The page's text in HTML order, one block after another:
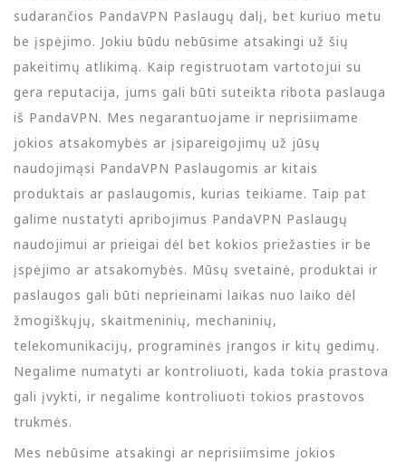
sudarančios PandaVPN Paslaugų dalį, bet kuriuo metu
be įspėjimo. Jokiu būdu nebūsime atsakingi už šių
pakeitimų atlikimą. Kaip registruotam vartotojui su
gera reputacija, jums gali būti suteikta ribota paslauga
iš PandaVPN. Mes negarantuojame ir neprisiimame
jokios atsakomybės ar įsipareigojimų už jūsų
naudojimąsi PandaVPN Paslaugomis ar kitais
produktais ar paslaugomis, kurias teikiame. Taip pat
galime nustatyti apribojimus PandaVPN Paslaugų
naudojimui ar prieigai dėl bet kokios priežasties ir be
įspėjimo ar atsakomybės. Mūsų svetainė, produktai ir
paslaugos gali būti neprieinami laikas nuo laiko dėl
žmogiškųjų, skaitmeninių, mechaninių,
telekomunikacijų, programinės įrangos ir kitų gedimų.
Negalime numatyti ar kontroliuoti, kada tokia prastova
gali įvykti, ir negalime kontroliuoti tokios prastovos
trukmės.
Mes nebūsime atsakingi ar neprisiimsime jokios